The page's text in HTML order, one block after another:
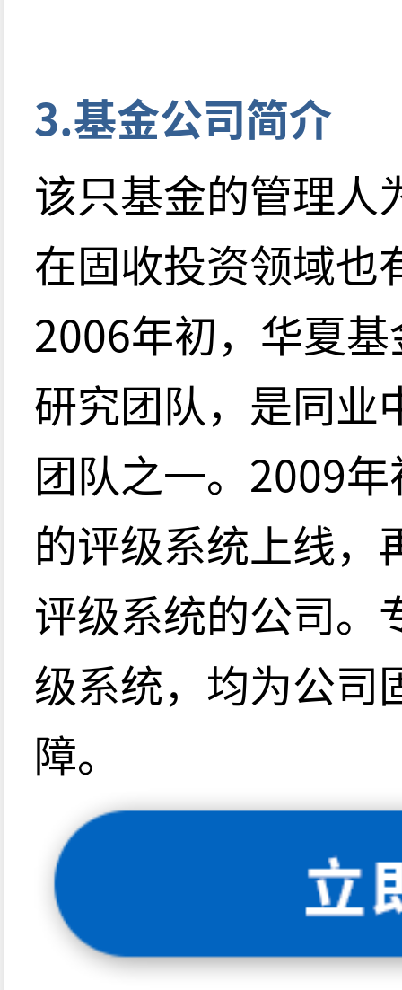
3.基金公司简介
该只基金的管理人
在固收投资领域也
2006年初，华夏
研究团队，是同业
团队之一。2009
的评级系统上线，
评级系统的公司。
级系统，均为公司
障。